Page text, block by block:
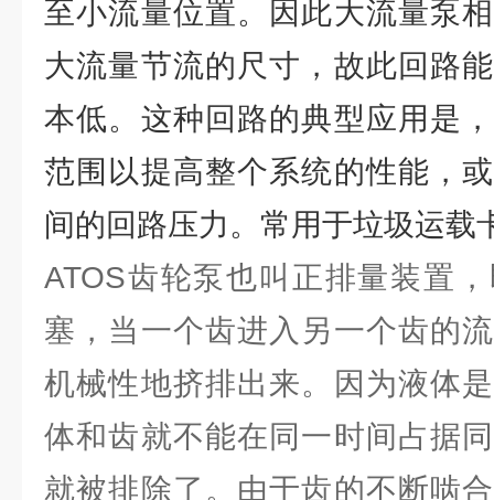
至小流量位置。因此大流量泵
大流量节流的尺寸，故此回路
本低。这种回路的典型应用是
范围以提高整个系统的性能，
间的回路压力。常用于垃圾运载
ATOS齿轮泵也叫正排量装置
塞，当一个齿进入另一个齿的
机械性地挤排出来。因为液体
体和齿就不能在同一时间占据
就被排除了。由于齿的不断啮